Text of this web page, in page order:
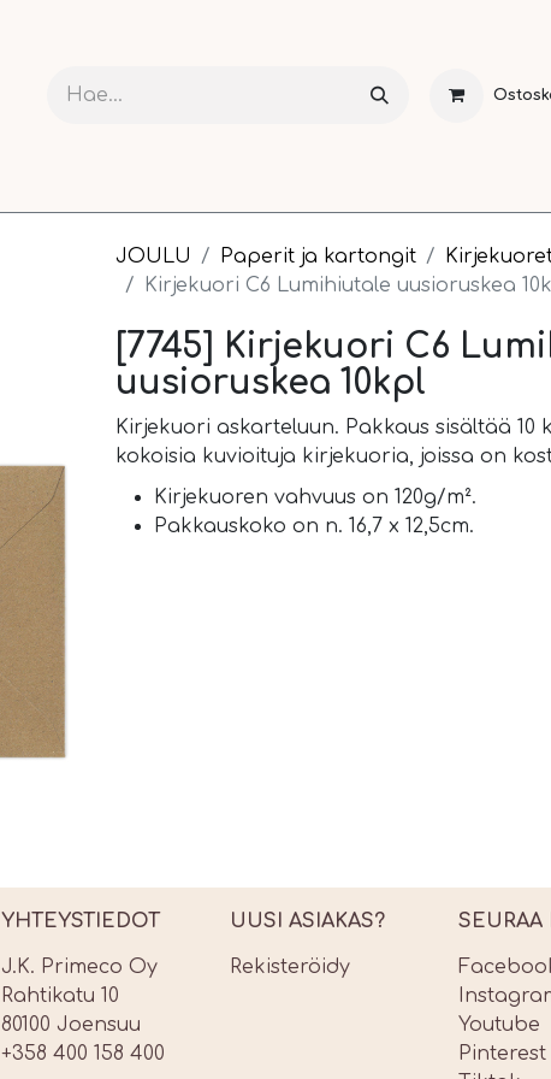
JOULU Paperit ja kartongit
Kirjekuori C6 Lumihiutale uusioruskea
[7745] Kirjekuori C6
uusioruskea 10kpl
Kirjekuori askarteluun. Pakkaus sisältää 10
kokoisia kuvioituja kirjekuoria, joissa on
Kirjekuoren vahvuus on 120g/m².
Pakkauskoko on n. 16,7 x 12,5cm.
YHTEYSTIEDOT
J.K. Primeco Oy
Rahtikatu 10
80100 Joensuu
+358 400 158 400
UUSI ASIAKAS?
Rekisteröidy
SEURAA
Youtube
Pinterest